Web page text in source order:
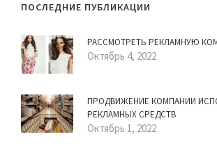
ПОСЛЕДНИЕ ПУБЛИКАЦИИ
РАССМОТРЕТЬ РЕКЛАМНУЮ
Октябрь 4, 2022
ПРОДВИЖЕНИЕ КОМПАНИИ
РЕКЛАМНЫХ СРЕДСТВ
Октябрь 1, 2022